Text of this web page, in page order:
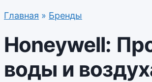
Главная » Бренды
Honeywell:
воды и